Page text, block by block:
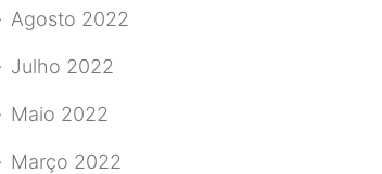
Agosto 2022
Julho 2022
Maio 2022
Março 2022